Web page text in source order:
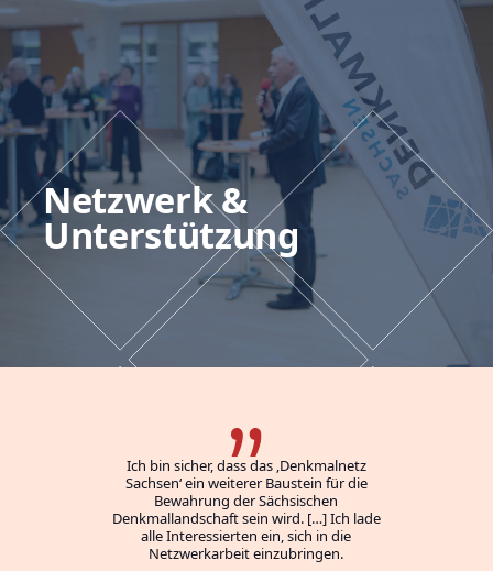
Netzwerk &
Unterstützung
Ich bin sicher, dass das ‚Denkmalnetz
Sachsen‘ ein weiterer Baustein für die
Bewahrung der Sächsischen
Denkmallandschaft sein wird. […] Ich lade
alle Interessierten ein, sich in die
Netzwerkarbeit einzubringen.